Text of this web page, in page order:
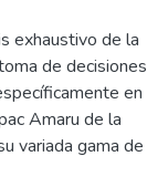
exhaustivo de la
de decisiones
en
Amaru de la
variada gama de